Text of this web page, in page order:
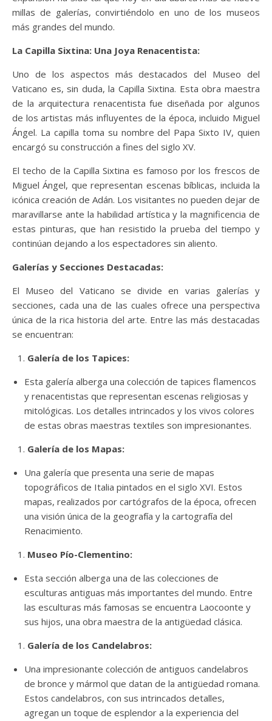
millas de galerías, convirtiéndolo en uno de los museos
más grandes del mundo.
La Capilla Sixtina: Una Joya Renacentista:
Uno de los aspectos más destacados del Museo del
Vaticano es, sin duda, la Capilla Sixtina. Esta obra maestra
de la arquitectura renacentista fue diseñada por algunos
de los artistas más influyentes de la época, incluido Miguel
Ángel. La capilla toma su nombre del Papa Sixto IV, quien
encargó su construcción a fines del siglo XV.
El techo de la Capilla Sixtina es famoso por los frescos de
Miguel Ángel, que representan escenas bíblicas, incluida la
icónica creación de Adán. Los visitantes no pueden dejar de
maravillarse ante la habilidad artística y la magnificencia de
estas pinturas, que han resistido la prueba del tiempo y
continúan dejando a los espectadores sin aliento.
Galerías y Secciones Destacadas:
El Museo del Vaticano se divide en varias galerías y
secciones, cada una de las cuales ofrece una perspectiva
única de la rica historia del arte. Entre las más destacadas
se encuentran:
Galería de los Tapices:
Esta galería alberga una colección de tapices flamencos
y renacentistas que representan escenas religiosas y
mitológicas. Los detalles intrincados y los vivos colores
de estas obras maestras textiles son impresionantes.
Galería de los Mapas:
Una galería que presenta una serie de mapas
topográficos de Italia pintados en el siglo XVI. Estos
mapas, realizados por cartógrafos de la época, ofrecen
una visión única de la geografía y la cartografía del
Renacimiento.
Museo Pío-Clementino:
Esta sección alberga una de las colecciones de
esculturas antiguas más importantes del mundo. Entre
las esculturas más famosas se encuentra Laocoonte y
sus hijos, una obra maestra de la antigüedad clásica.
Galería de los Candelabros:
Una impresionante colección de antiguos candelabros
de bronce y mármol que datan de la antigüedad romana.
Estos candelabros, con sus intrincados detalles,
agregan un toque de esplendor a la experiencia del